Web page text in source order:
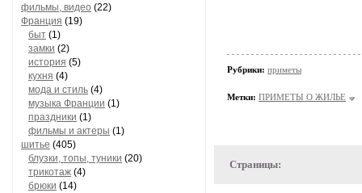
фильмы, видео (22)
Франция (19)
быт (1)
замки (2)
история (5)
кухня (4)
мода и стиль (4)
музыка Франции (1)
праздники (1)
фильмы и актеры (1)
шитье (405)
блузки, топы, туники (20)
трикотаж (4)
брюки (14)
Рубрики: приметы
Метки: ПРИМЕТЫ О ЖИЛЬЕ
Страницы: